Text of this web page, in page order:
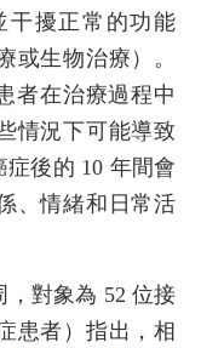
干擾正常的功能
或生物治療）。
者在治療過程中
情況下可能導致
後的 10 年間會
、情緒和日常活
對象為 52 位接
患者）指出，相